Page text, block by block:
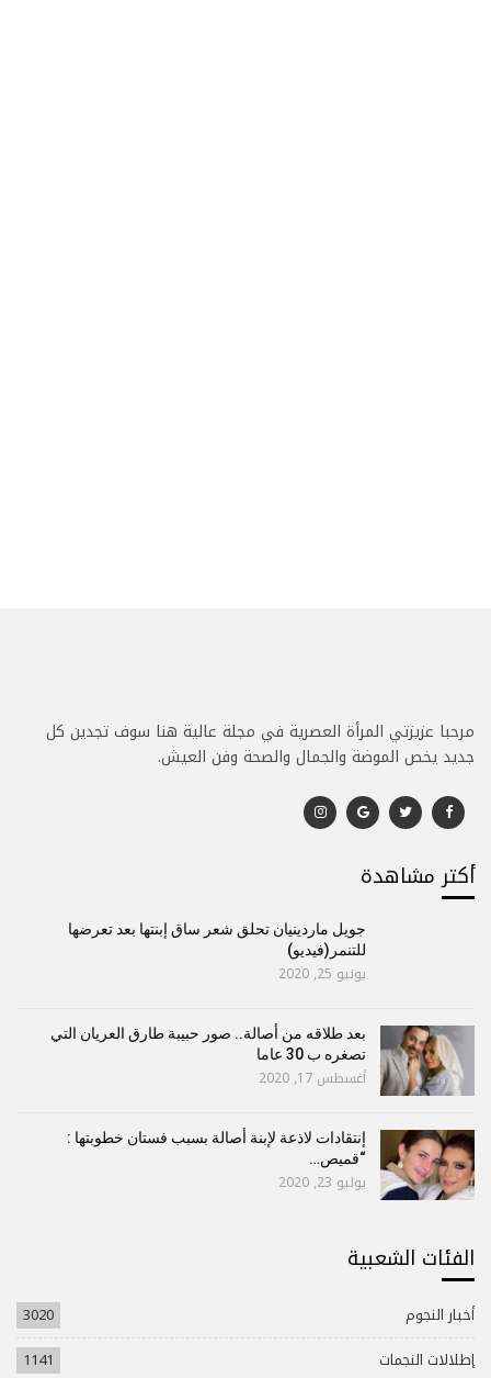
مرحبا عزيزتي المرأة العصرية في مجلة عالية هنا سوف تجدين كل
جديد يخص الموضة والجمال والصحة وفن العيش.
أكتر مشاهدة
جويل ماردينيان تحلق شعر ساق إبنتها بعد تعرضها
للتنمر(فيديو)
يونيو 25, 2020
بعد طلاقه من أصالة.. صور حبيبة طارق العريان التي
تصغره ب 30 عاما
أغسطس 17, 2020
إنتقادات لاذعة لإبنة أصالة بسبب فستان خطوبتها :
“قميص…
يوليو 23, 2020
الفئات الشعبية
أخبار النجوم
3020
إطلالات النجمات
1141